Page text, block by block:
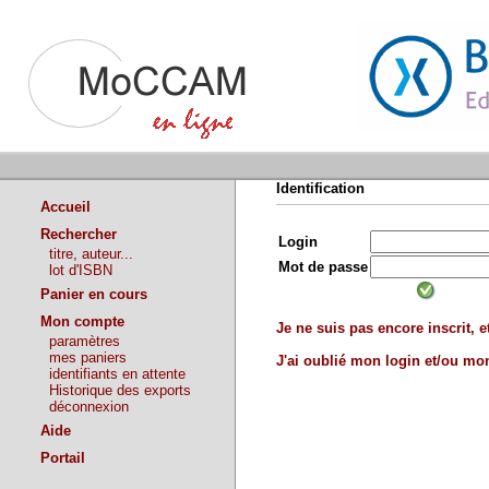
Accueil
Rechercher
titre, auteur...
lot d'ISBN
Panier en cours
Mon compte
paramètres
mes paniers
identifiants en attente
Historique des exports
déconnexion
Aide
Portail
Identification
Login
Mot de passe
Je ne suis pas encore inscrit,
J'ai oublié mon login et/ou